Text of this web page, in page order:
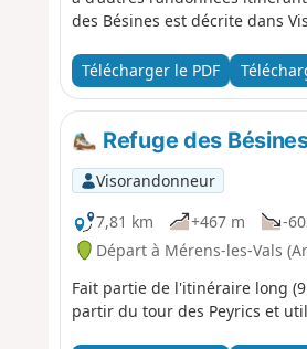
des Bésines est décrite dans
Télécharger le PDF
Refuge des
Visorandonneur
7,81 km
+467 m -
Départ à Mérens-les-Vals
Fait partie de l'itinéraire long
partir du tour des Peyrics et